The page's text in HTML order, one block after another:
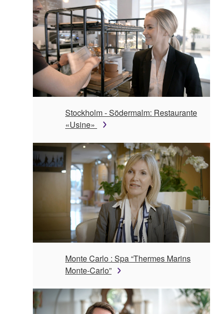
Stockholm - Södermalm: Restaurante
«Usine»
Monte Carlo : Spa “Thermes Marins
Monte-Carlo”